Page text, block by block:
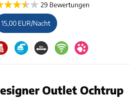
29 Bewertungen
15,00 EUR/Nacht
Outlet Ochtrup
Designer Outlet Ochtrup